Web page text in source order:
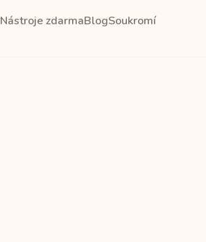
Nástroje zdarmaBlogSoukromí